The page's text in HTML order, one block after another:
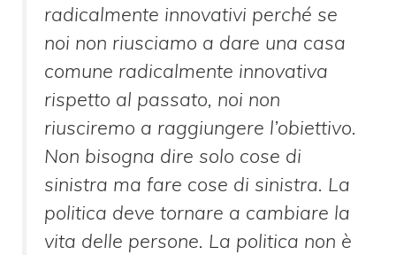
radicalmente innovativi perché se
noi non riusciamo a dare una casa
comune radicalmente innovativa
rispetto al passato, noi non
riusciremo a raggiungere l’obiettivo.
Non bisogna dire solo cose di
sinistra ma fare cose di sinistra. La
politica deve tornare a cambiare la
vita delle persone. La politica non è